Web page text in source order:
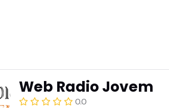
Web Radio Jovem
0.0